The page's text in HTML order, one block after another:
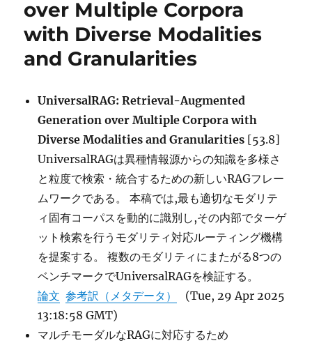
Large
over Multiple Corpora
with Diverse Modalities
and Granularities
UniversalRAG: Retrieval-Augmented
Generation over Multiple Corpora with
Diverse Modalities and Granularities [53.8]
UniversalRAGは異種情報源からの知識を多様さ
と粒度で検索・統合するための新しいRAGフレー
ムワークである。 本稿では,最も適切なモダリテ
ィ固有コーパスを動的に識別し,その内部でターゲ
ット検索を行うモダリティ対応ルーティング機構
を提案する。 複数のモダリティにまたがる8つの
ベンチマークでUniversalRAGを検証する。
論文 参考訳（メタデータ）
(Tue, 29 Apr 2025
13:18:58 GMT)
マルチモーダルなRAGに対応するため